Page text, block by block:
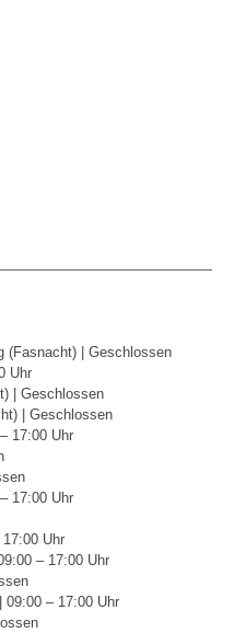
(Fasnacht) | Geschlossen
Uhr
| Geschlossen
| Geschlossen
17:00 Uhr
17:00 Uhr
Uhr
– 17:00 Uhr
09:00 – 17:00 Uhr